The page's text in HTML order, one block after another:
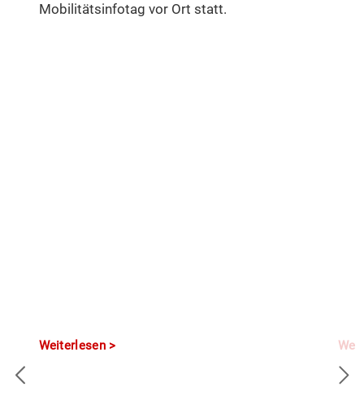
Mobilitätsinfotag vor Ort statt.
Weiterlesen